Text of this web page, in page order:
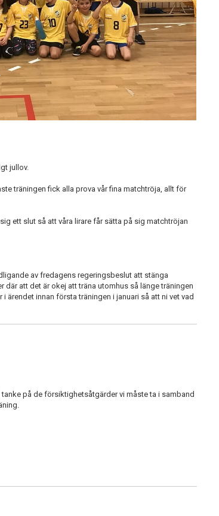
jullov.
träningen fick alla prova vår fina matchtröja, allt för
ett slut så att våra lirare får sätta på sig matchtröjan
av fredagens regeringsbeslut att stänga
att det är okej att träna utomhus så länge träningen
ärendet innan första träningen i januari så att ni vet vad
på de försiktighetsåtgärder vi måste ta i samband